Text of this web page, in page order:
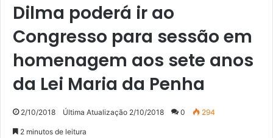
Dilma poderá ir ao
Congresso para sessão em
homenagem aos sete anos
da Lei Maria da Penha
2/10/2018 Última Atualização 2/10/2018 0 294
2 minutos de leitura